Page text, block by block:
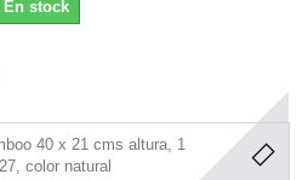
En stock